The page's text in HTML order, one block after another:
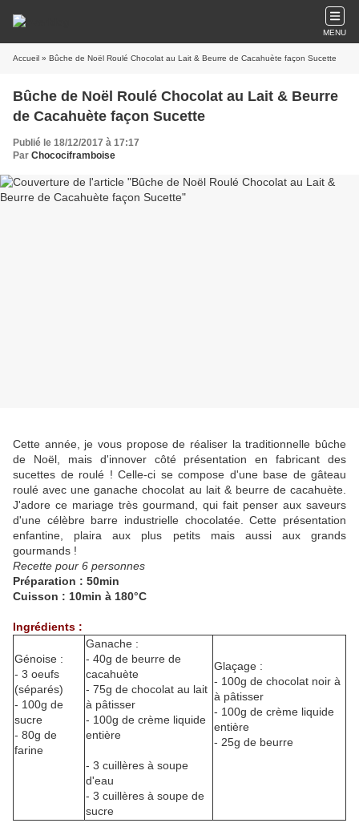
MENU
Accueil » Bûche de Noël Roulé Chocolat au Lait & Beurre de Cacahuète façon Sucette
Bûche de Noël Roulé Chocolat au Lait & Beurre
de Cacahuète façon Sucette
Publié le 18/12/2017 à 17:17
Par Chocociframboise
Cette année, je vous propose de réaliser la traditionnelle bûche
de Noël, mais d'innover côté présentation en fabricant des
sucettes de roulé ! Celle-ci se compose d'une base de gâteau
roulé avec une ganache chocolat au lait & beurre de cacahuète.
J'adore ce mariage très gourmand, qui fait penser aux saveurs
d'une célèbre barre industrielle chocolatée. Cette présentation
enfantine, plaira aux plus petits mais aussi aux grands
gourmands !
Recette pour 6 personnes
Préparation : 50min
Cuisson : 10min à 180°C
Ingrédients :
Génoise :
- 3 oeufs
(séparés)
- 100g de
sucre
- 80g de
farine
Ganache :
- 40g de beurre de
cacahuète
- 75g de chocolat au lait
à pâtisser
- 100g de crème liquide
entière
- 3 cuillères à soupe
d'eau
- 3 cuillères à soupe de
sucre
Glaçage :
- 100g de chocolat noir à
à pâtisser
- 100g de crème liquide
entière
- 25g de beurre